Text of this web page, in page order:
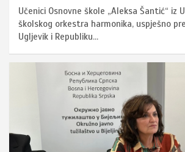
Učenici Osnovne škole „Aleksa Šantić“ iz
školskog orkestra harmonika, uspješno
Ugljevik i Republiku…